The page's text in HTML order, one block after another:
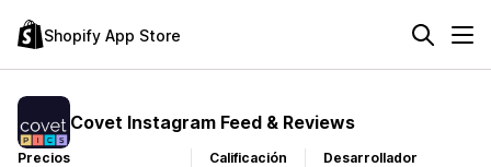
Shopify App Store
Covet Instagram Feed & Reviews
Precios
Calificación
Desarrollador